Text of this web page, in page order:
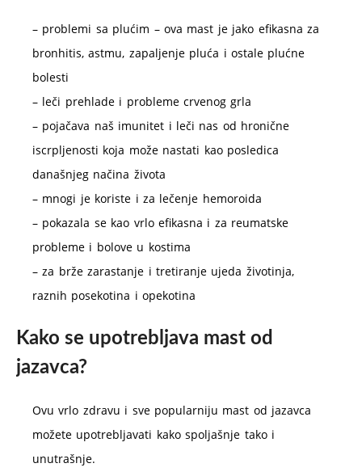
– problemi sa plućim – ova mast je jako efikasna za
bronhitis, astmu, zapaljenje pluća i ostale plućne
bolesti
– leči prehlade i probleme crvenog grla
– pojačava naš imunitet i leči nas od hronične
iscrpljenosti koja može nastati kao posledica
današnjeg načina života
– mnogi je koriste i za lečenje hemoroida
– pokazala se kao vrlo efikasna i za reumatske
probleme i bolove u kostima
– za brže zarastanje i tretiranje ujeda životinja,
raznih posekotina i opekotina
Kako se upotrebljava mast od
jazavca?
Ovu vrlo zdravu i sve popularniju mast od jazavca
možete upotrebljavati kako spoljašnje tako i
unutrašnje.